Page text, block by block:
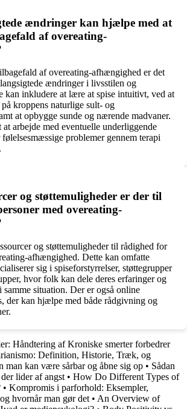
ændringer kan hjælpe med at
af overeating-
af overeating-afhængighed er det
ændringer i livsstilen og
kan inkludere at lære at spise intuitivt, ved at
kroppens naturlige sult- og
at opbygge sunde og nærende madvaner.
arbejde med eventuelle underliggende
problemer gennem terapi
og støttemuligheder er der til
med overeating-
og støttemuligheder til rådighed for
afhængighed. Dette kan omfatte
sig i spiseforstyrrelser, støttegrupper
hvor folk kan dele deres erfaringer og
samme situation. Der er også online
der kan hjælpe med både rådgivning og
Håndtering af Kroniske smerter forbedrer
Definition, Historie, Træk, og
man kan være sårbar og åbne sig op • Sådan
lider af angst • How Do Different Types of
• Kompromis i parforhold: Eksempler,
hvornår man gør det • An Overview of